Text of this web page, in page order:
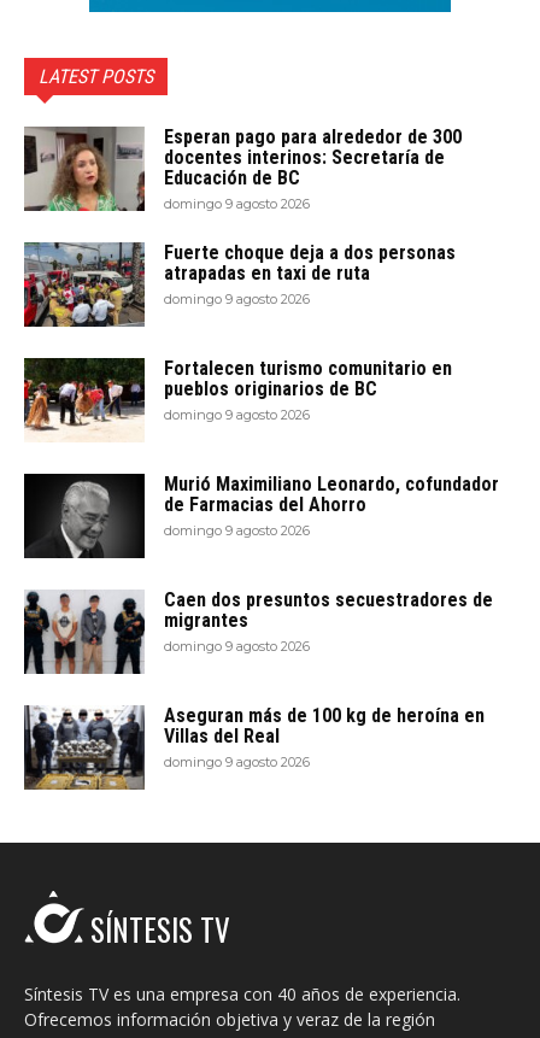
LATEST POSTS
Esperan pago para alrededor de 300
docentes interinos: Secretaría de
Educación de BC
domingo 9 agosto 2026
Fuerte choque deja a dos personas
atrapadas en taxi de ruta
domingo 9 agosto 2026
Fortalecen turismo comunitario en
pueblos originarios de BC
domingo 9 agosto 2026
Murió Maximiliano Leonardo, cofundador
de Farmacias del Ahorro
domingo 9 agosto 2026
Caen dos presuntos secuestradores de
migrantes
domingo 9 agosto 2026
Aseguran más de 100 kg de heroína en
Villas del Real
domingo 9 agosto 2026
SÍNTESIS TV
Síntesis TV es una empresa con 40 años de experiencia.
Ofrecemos información objetiva y veraz de la región